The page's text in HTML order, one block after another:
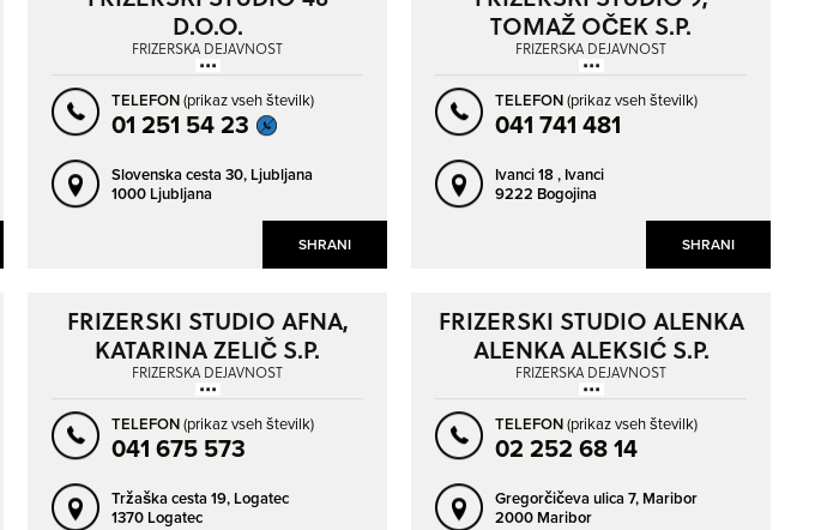
ŠMARTNO PRI LITIJI
TREBNJE
ZREČE
SHRANI
D.O.O.
FRIZERSKA DEJAVNOST
TELEFON(prikaz vseh številk)
01 251 54 23
Slovenska cesta 30, Ljubljana
1000 Ljubljana
SHRANI
TOMAŽ OČEK S.P.
FRIZERSKA DEJAVNOST
TELEFON(prikaz vseh številk)
041 741 481
Ivanci 18 , Ivanci
9222 Bogojina
FRIZERSKI STUDIO AFNA,
KATARINA ZELIČ S.P.
FRIZERSKA DEJAVNOST
TELEFON(prikaz vseh številk)
041 675 573
Tržaška cesta 19, Logatec
1370 Logatec
FRIZERSKI STUDIO ALENKA
ALENKA ALEKSIĆ S.P.
FRIZERSKA DEJAVNOST
TELEFON(prikaz vseh številk)
02 252 68 14
Gregorčičeva ulica 7, Maribor
2000 Maribor